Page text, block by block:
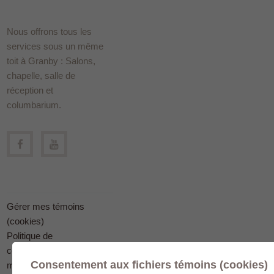
Nous offrons tous les
services sous un même
toit à Granby : Salons,
chapelle, salle de
réception et
columbarium.
Gérer mes témoins
(cookies)
Politique de
confidentialité en
matièreConsentement aux fichiers témoins (cookies)